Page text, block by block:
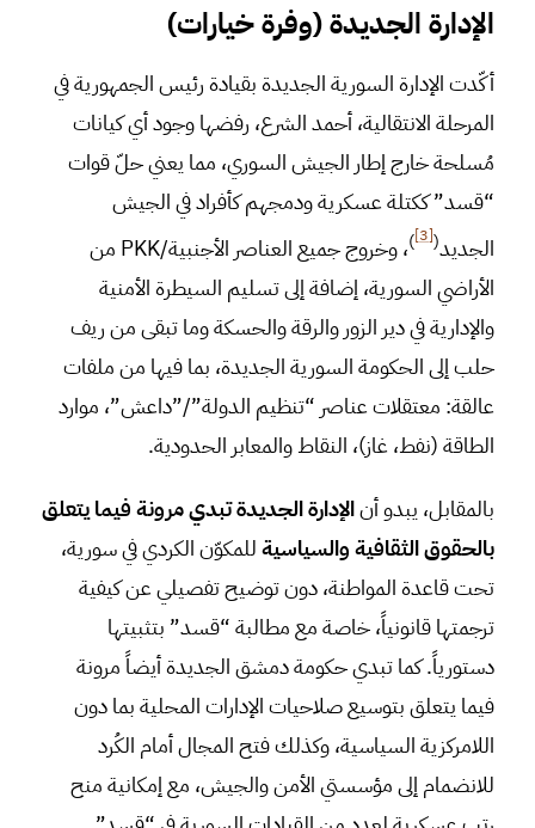
الإدارة الجديدة (وفرة خيارات)
أكّدت الإدارة السورية الجديدة بقيادة رئيس الجمهورية في
المرحلة الانتقالية، أحمد الشرع، رفضها وجود أي كيانات
مُسلحة خارج إطار الجيش السوري، مما يعني حلّ قوات
“قسد” ككتلة عسكرية ودمجهم كأفراد في الجيش
الجديد(
[3]
)
، وخروج جميع العناصر الأجنبية/PKK من
الأراضي السورية، إضافة إلى تسليم السيطرة الأمنية
والإدارية في دير الزور والرقة والحسكة وما تبقى من ريف
حلب إلى الحكومة السورية الجديدة، بما فيها من ملفات
عالقة: معتقلات عناصر “تنظيم الدولة”/”داعش”، موارد
الطاقة (نفط، غاز)، النقاط والمعابر الحدودية.
بالمقابل، يبدو أنالإدارة الجديدة تبدي مرونة فيما يتعلق
بالحقوق الثقافية والسياسيةللمكوّن الكردي في سورية،
تحت قاعدة المواطنة، دون توضيح تفصيلي عن كيفية
ترجمتها قانونياً، خاصة مع مطالبة “قسد” بتثبيتها
دستورياً. كما تبدي حكومة دمشق الجديدة أيضاً مرونة
فيما يتعلق بتوسيع صلاحيات الإدارات المحلية بما دون
اللامركزية السياسية، وكذلك فتح المجال أمام الكُرد
للانضمام إلى مؤسستي الأمن والجيش، مع إمكانية منح